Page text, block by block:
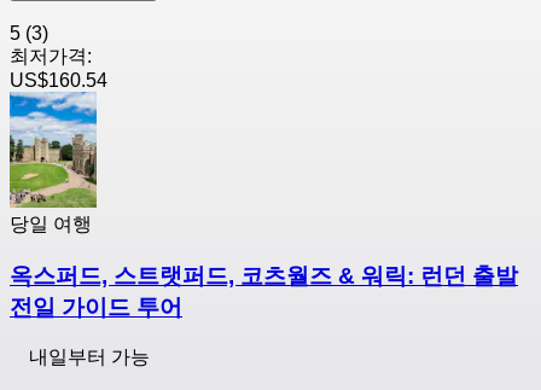
5 (3)
최저가격:
US$160.54
당일 여행
옥스퍼드, 스트랫퍼드, 코츠월즈 & 워릭: 런던 출발
전일 가이드 투어
내일부터 가능